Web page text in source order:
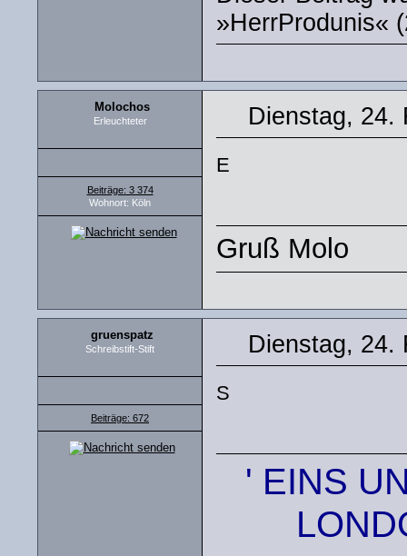
»HerrProdunis«
Molochos
Erleuchteter
Beiträge: 3 374
Wohnort: Köln
Dienstag, 24.
E
Gruß Molo
gruenspatz
Schreibstift-Stift
Beiträge: 672
Dienstag, 24.
S
' EINS